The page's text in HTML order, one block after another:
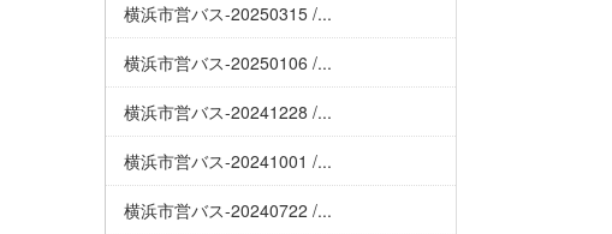
横浜市営バス-20250315 /...
横浜市営バス-20250106 /...
横浜市営バス-20241228 /...
横浜市営バス-20241001 /...
横浜市営バス-20240722 /...